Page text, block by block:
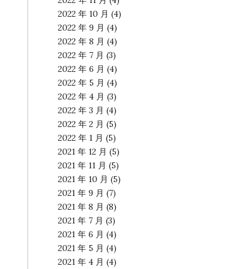
2022 年 10 月 (4)
2022 年 9 月 (4)
2022 年 8 月 (4)
2022 年 7 月 (3)
2022 年 6 月 (4)
2022 年 5 月 (4)
2022 年 4 月 (3)
2022 年 3 月 (4)
2022 年 2 月 (5)
2022 年 1 月 (5)
2021 年 12 月 (5)
2021 年 11 月 (5)
2021 年 10 月 (5)
2021 年 9 月 (7)
2021 年 8 月 (8)
2021 年 7 月 (3)
2021 年 6 月 (4)
2021 年 5 月 (4)
2021 年 4 月 (4)